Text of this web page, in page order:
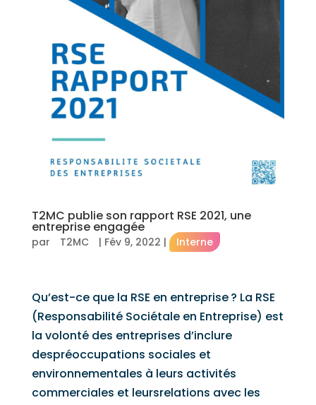
T2MC publie son rapport RSE 2021, une
entreprise engagée
par T2MC | Fév 9, 2022 | Interne
Qu’est-ce que la RSE en entreprise ? La RSE
(Responsabilité Sociétale en Entreprise) est
la volonté des entreprises d’inclure
despréoccupations sociales et
environnementales à leurs activités
commerciales et leursrelations avec les